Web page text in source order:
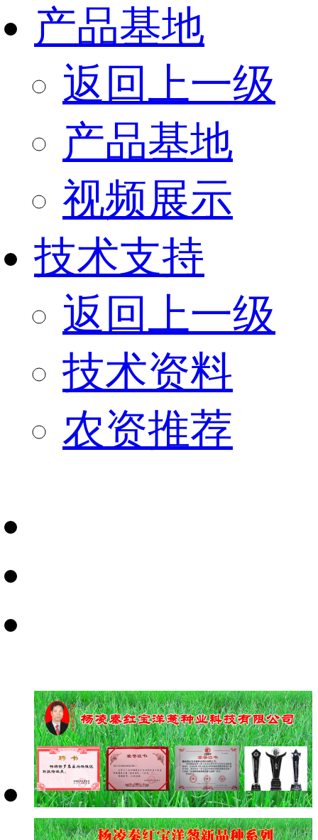
产品基地
返回上一级
产品基地
视频展示
技术支持
返回上一级
技术资料
农资推荐